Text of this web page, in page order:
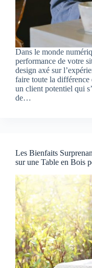
Dans le monde
performance de votre
design axé sur
faire toute la différence
un client potentiel qui
de…
Les Bienfaits
sur une Table en Bois